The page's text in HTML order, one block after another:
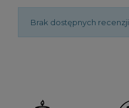
Brak dostępnych recenzji.